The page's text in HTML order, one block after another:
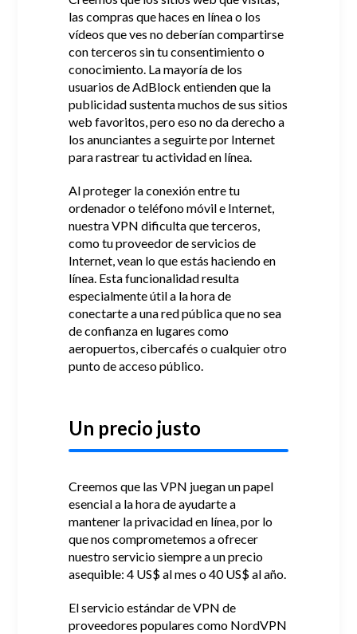
las compras que haces en línea o los
vídeos que ves no deberían compartirse
con terceros sin tu consentimiento o
conocimiento. La mayoría de los
usuarios de AdBlock entienden que la
publicidad sustenta muchos de sus sitios
web favoritos, pero eso no da derecho a
los anunciantes a seguirte por Internet
para rastrear tu actividad en línea.
Al proteger la conexión entre tu
ordenador o teléfono móvil e Internet,
nuestra VPN dificulta que terceros,
como tu proveedor de servicios de
Internet, vean lo que estás haciendo en
línea. Esta funcionalidad resulta
especialmente útil a la hora de
conectarte a una red pública que no sea
de confianza en lugares como
aeropuertos, cibercafés o cualquier otro
punto de acceso público.
Un precio justo
Creemos que las VPN juegan un papel
esencial a la hora de ayudarte a
mantener la privacidad en línea, por lo
que nos comprometemos a ofrecer
nuestro servicio siempre a un precio
asequible: 4 US$ al mes o 40 US$ al año.
El servicio estándar de VPN de
proveedores populares como NordVPN